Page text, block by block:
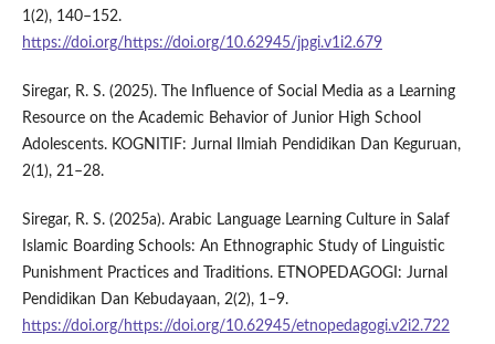
1(2), 140–152.
https://doi.org/https://doi.org/10.62945/jpgi.v1i2.679
Siregar, R. S. (2025). The Influence of Social Media as a Learning
Resource on the Academic Behavior of Junior High School
Adolescents. KOGNITIF: Jurnal Ilmiah Pendidikan Dan Keguruan,
2(1), 21–28.
Siregar, R. S. (2025a). Arabic Language Learning Culture in Salaf
Islamic Boarding Schools: An Ethnographic Study of Linguistic
Punishment Practices and Traditions. ETNOPEDAGOGI: Jurnal
Pendidikan Dan Kebudayaan, 2(2), 1–9.
https://doi.org/https://doi.org/10.62945/etnopedagogi.v2i2.722